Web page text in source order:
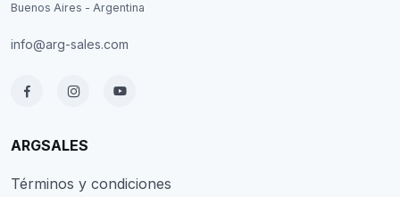
Buenos Aires - Argentina
info@arg-sales.com
ARGSALES
Términos y condiciones